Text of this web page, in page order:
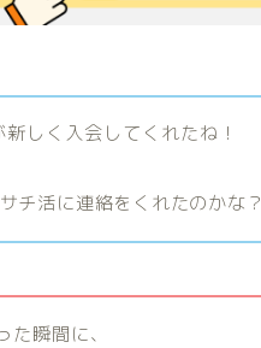
しく入会してくれたね！
チ活に連絡をくれたのかな？
た瞬間に、